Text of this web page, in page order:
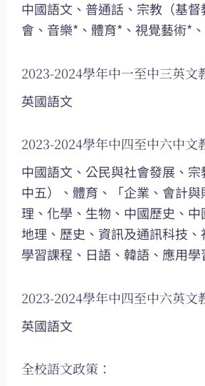
中國語文、普通話、宗教（基
會、音樂*、體育*、視覺藝術*
2023-2024學年中一至中三英文
英國語文
2023-2024學年中四至中六中文
中國語文、公民與社會發展、
中五）、體育、「企業、會計
理、化學、生物、中國歷史、中
地理、歷史、資訊及通訊科技
學習課程、日語、韓語、應用學
2023-2024學年中四至中六英文
英國語文
全校語文政策：